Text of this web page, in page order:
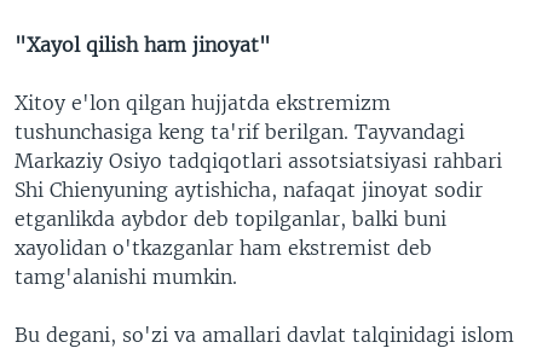
"Xayol qilish ham jinoyat"
Xitoy e'lon qilgan hujjatda ekstremizm
tushunchasiga keng ta'rif berilgan. Tayvandagi
Markaziy Osiyo tadqiqotlari assotsiatsiyasi rahbari
Shi Chienyuning aytishicha, nafaqat jinoyat sodir
etganlikda aybdor deb topilganlar, balki buni
xayolidan o'tkazganlar ham ekstremist deb
tamg'alanishi mumkin.
Bu degani, so'zi va amallari davlat talqinidagi islom